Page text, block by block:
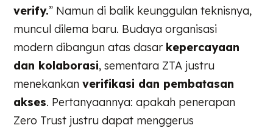
verify.” Namun di balik keunggulan teknisnya,
muncul dilema baru. Budaya organisasi
modern dibangun atas dasar kepercayaan
dan kolaborasi, sementara ZTA justru
menekankanverifikasi dan pembatasan
akses. Pertanyaannya: apakah penerapan
Zero Trust justru dapat menggerus